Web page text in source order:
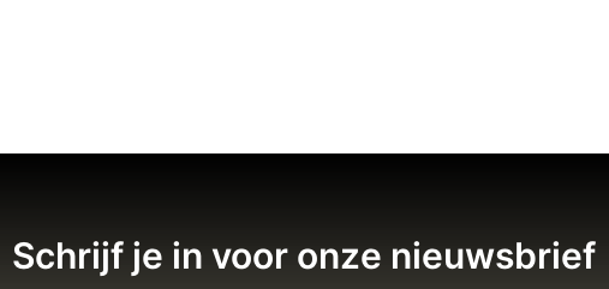
Schrijf je in voor onze nieuwsbrief